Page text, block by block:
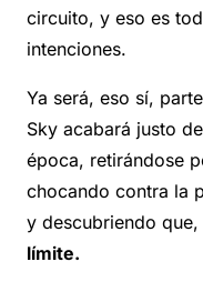
circuito, y eso es
intenciones.
Ya será, eso sí,
Sky acabará justo
época, retirándose
chocando contra la
y descubriendo
límite.